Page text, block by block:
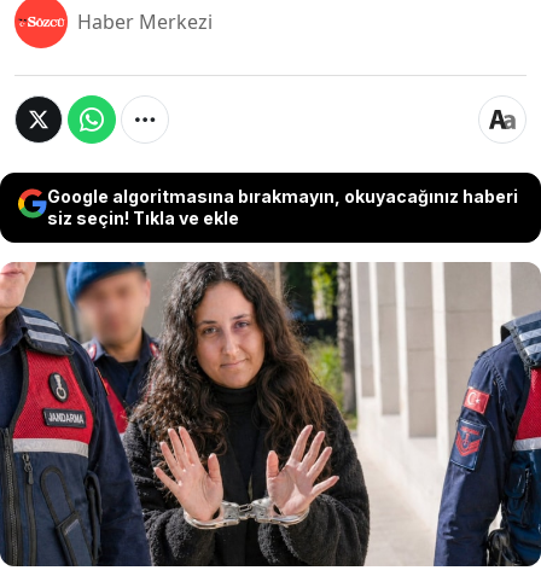
Haber Merkezi
Google algoritmasına bırakmayın, okuyacağınız haberi
siz seçin! Tıkla ve ekle
27 Nisan'da tutuklanarak cezaevine gönderilen
Akbelen direnişçisi ve yaşam hakları
savunucusu Esra Işık, tahliye edildi. 42 gündür
tutuklu olan Işık hakkında verilen tahliye
kararını öğrenen İkizköy halkı büyük mutluluk
yaşadı.